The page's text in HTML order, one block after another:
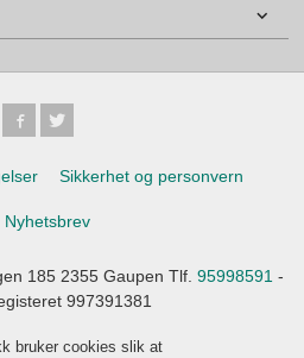
Sikkerhet og personvern
Nyhetsbrev
185 2355 Gaupen Tlf. 95998591-
997391381
bruker cookies slik at